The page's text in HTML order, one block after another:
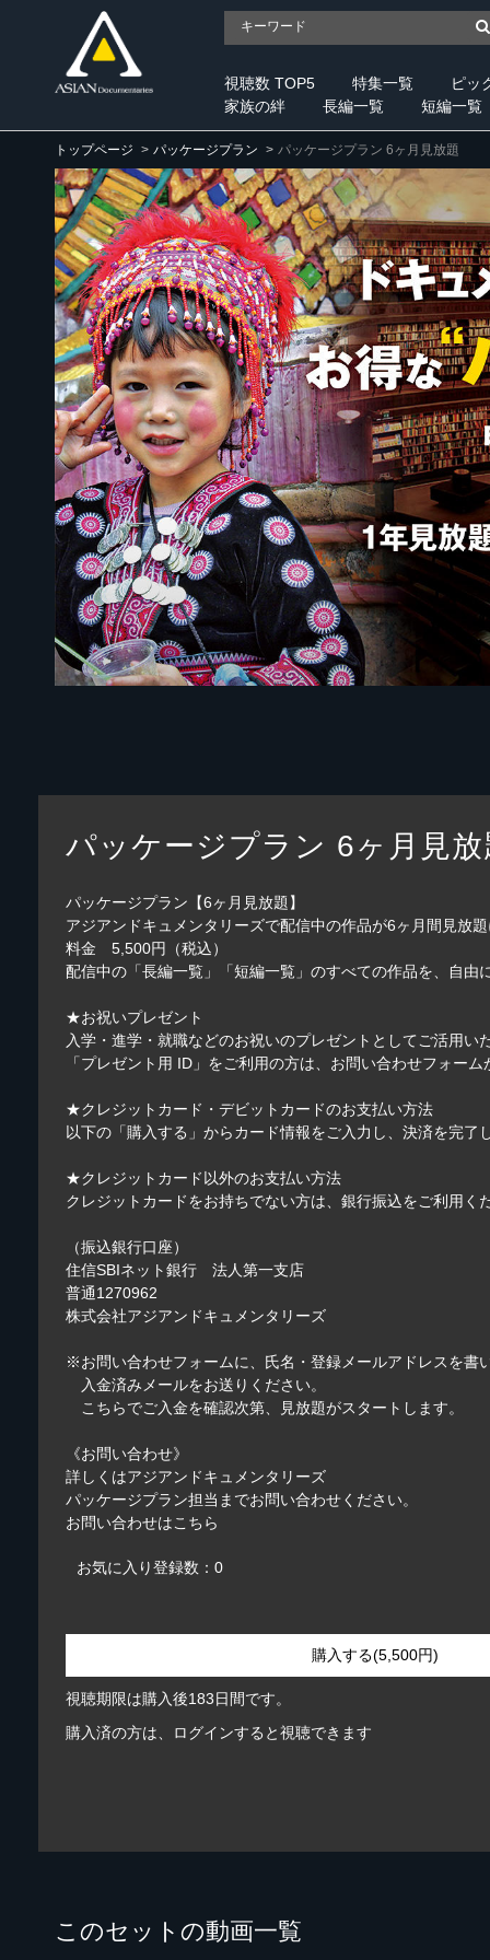
視聴数 TOP5 特集一覧
ピッ
家族の絆
長編一覧 短編一覧
トップページ パッケージプラン パッケージプラン 6ヶ月見放題
パッケージプラン 6ヶ月見放
パッケージプラン【6ヶ月見放題】
アジアンドキュメンタリーズで配信中の作品が6ヶ月間見放
料金 5,500円（税込）
配信中の「長編一覧」「短編一覧」のすべての作品を、自由
★お祝いプレゼント
入学・進学・就職などのお祝いのプレゼントとしてご活用い
「プレゼント用 ID」をご利用の方は、 お問い合わせフォーム
★クレジットカード・デビットカードのお支払い方法
以下の「購入する」からカード情報をご入力し、決済を完了
★クレジットカード以外のお支払い方法
クレジットカードをお持ちでない方は、銀行振込をご利用く
（振込銀行口座）
住信SBIネット銀行 法人第一支店
普通1270962
株式会社アジアンドキュメンタリーズ
※お問い合わせフォームに、氏名・登録メールアドレスを書
入金済みメールをお送りください。
こちらでご入金を確認次第、見放題がスタートします。
《お問い合わせ》
詳しくはアジアンドキュメンタリーズ
パッケージプラン担当までお問い合わせください。
お問い合わせはこちら
お気に入り登録数：0
購入する(5,500円)
視聴期限は購入後183日間です。
購入済の方は、ログインすると視聴できます
このセットの動画一覧